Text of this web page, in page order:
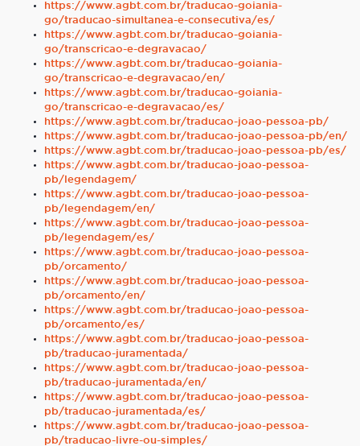
https://www.agbt.com.br/traducao-goiania-
go/traducao-simultanea-e-consecutiva/es/
https://www.agbt.com.br/traducao-goiania-
go/transcricao-e-degravacao/
https://www.agbt.com.br/traducao-goiania-
go/transcricao-e-degravacao/en/
https://www.agbt.com.br/traducao-goiania-
go/transcricao-e-degravacao/es/
https://www.agbt.com.br/traducao-joao-pessoa-pb/
https://www.agbt.com.br/traducao-joao-pessoa-pb/en/
https://www.agbt.com.br/traducao-joao-pessoa-pb/es/
https://www.agbt.com.br/traducao-joao-pessoa-
pb/legendagem/
https://www.agbt.com.br/traducao-joao-pessoa-
pb/legendagem/en/
https://www.agbt.com.br/traducao-joao-pessoa-
pb/legendagem/es/
https://www.agbt.com.br/traducao-joao-pessoa-
pb/orcamento/
https://www.agbt.com.br/traducao-joao-pessoa-
pb/orcamento/en/
https://www.agbt.com.br/traducao-joao-pessoa-
pb/orcamento/es/
https://www.agbt.com.br/traducao-joao-pessoa-
pb/traducao-juramentada/
https://www.agbt.com.br/traducao-joao-pessoa-
pb/traducao-juramentada/en/
https://www.agbt.com.br/traducao-joao-pessoa-
pb/traducao-juramentada/es/
https://www.agbt.com.br/traducao-joao-pessoa-
pb/traducao-livre-ou-simples/